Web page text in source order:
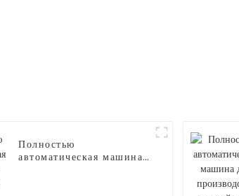
Полностью
автоматическая машина